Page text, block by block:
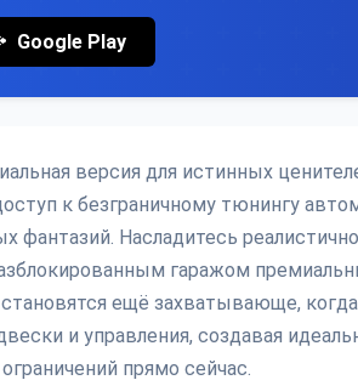
Google Play
версия для истинных
к безграничному тюнингу
фантазий. Насладитесь
гаражом
ещё захватывающе,
и управления, создавая
прямо сейчас.